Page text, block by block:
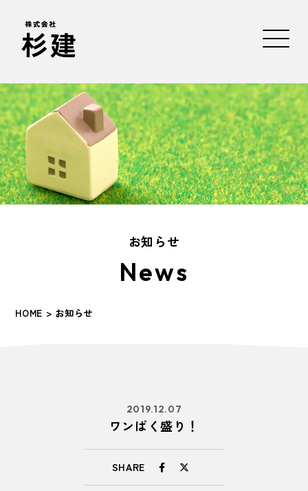
お知らせ
News
HOME > お知らせ
2019.12.07
ワンぱく盛り！
SHARE